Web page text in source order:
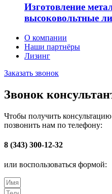
Изготовление
высоковольтные
О компании
Наши партнёры
Лизинг
Заказать звонок
Звонок
Чтобы получить
позвонить нам по телефону:
8 (343) 300-12-32
или воспользоваться формой: